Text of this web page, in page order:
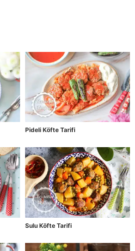
Pideli Köfte Tarifi
Sulu Köfte Tarifi